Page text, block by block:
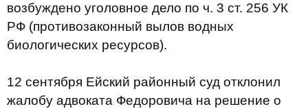
возбуждено уголовное дело по ч. 3 ст. 256 УК
РФ (противозаконный вылов водных
биологических ресурсов).
12 сентября Ейский районный суд отклонил
жалобу адвоката Федоровича на решение о